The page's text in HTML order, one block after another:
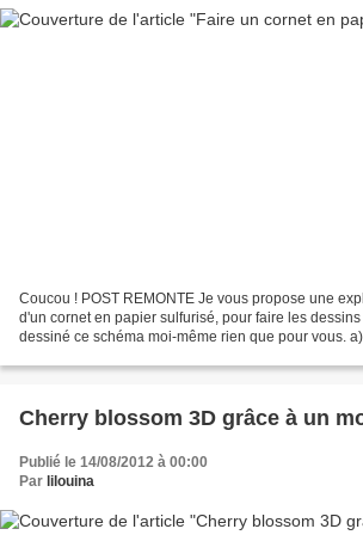
Coucou ! POST REMONTE Je vous propose une
d'un cornet en papier sulfurisé, pour faire les
dessiné ce schéma moi-même rien que pour vous.
Cherry blossom 3D grâce à un
Publié le 14/08/2012 à 00:00
Par lilouina